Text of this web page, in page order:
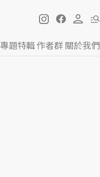
專題特輯作者群關於我們